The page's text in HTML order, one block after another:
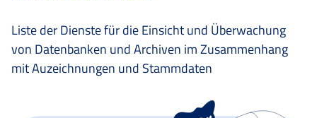
Liste der Dienste für die Einsicht und Überwachung
von Datenbanken und Archiven im Zusammenhang
mit Auzeichnungen und Stammdaten